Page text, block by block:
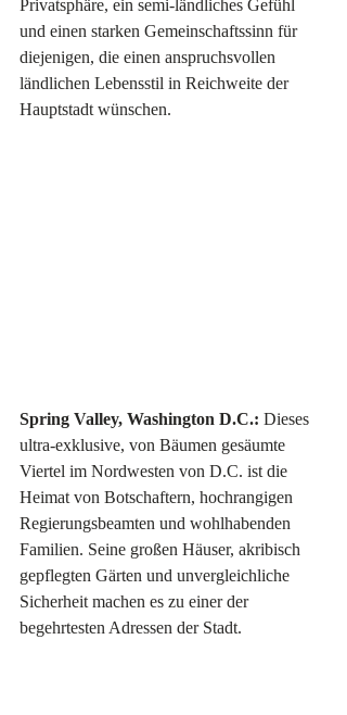
Privatsphäre, ein semi-ländliches Gefühl
und einen starken Gemeinschaftssinn für
diejenigen, die einen anspruchsvollen
ländlichen Lebensstil in Reichweite der
Hauptstadt wünschen.
Spring Valley, Washington D.C.: Dieses
ultra-exklusive, von Bäumen gesäumte
Viertel im Nordwesten von D.C. ist die
Heimat von Botschaftern, hochrangigen
Regierungsbeamten und wohlhabenden
Familien. Seine großen Häuser, akribisch
gepflegten Gärten und unvergleichliche
Sicherheit machen es zu einer der
begehrtesten Adressen der Stadt.